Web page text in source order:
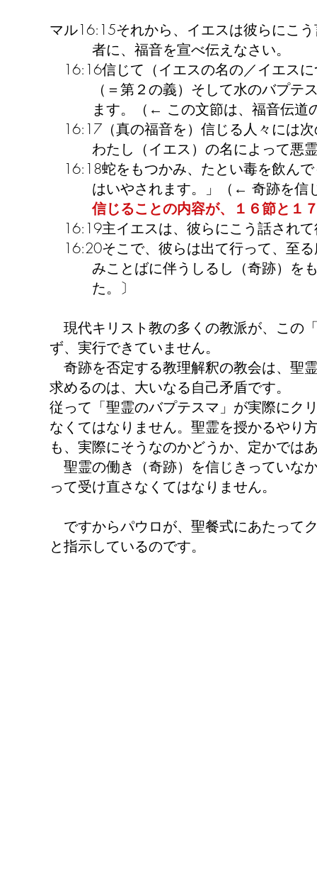
マル16:15それから、イエスは彼らにこ
者に、福音を宣べ伝えなさい。
16:16信じて（イエスの名の／イエス
（＝第２の義）そして水のバプテス
ます。（← この文節は、福音伝道の
16:17（真の福音を）信じる人々には
わたし（イエス）の名によって悪霊
16:18蛇をもつかみ、たとい毒を飲ん
はいやされます。」（← 奇跡を信じ
信じることの内容が、１６節と１
16:19主イエスは、彼らにこう話され
16:20そこで、彼らは出て行って、至
みことばに伴うしるし（奇跡）をも
た。〕
現代キリスト教の多くの教派が、この
ず、実行できていません。
奇跡を否定する教理解釈の教会は、聖
求めるのは、大いなる自己矛盾です。
従って「聖霊のバプテスマ」が実際にク
なくてはなりません。聖霊を授かるやり
も、実際にそうなのかどうか、定かでは
聖霊の働き（奇跡）を信じきっていな
って受け直さなくてはなりません。
ですからパウロが、聖餐式にあたって
と指示しているのです。